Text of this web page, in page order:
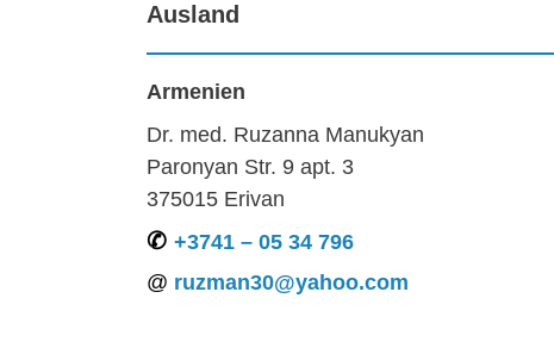
Ausland
Armenien
Dr. med. Ruzanna Manukyan
Paronyan Str. 9 apt. 3
375015 Erivan
+3741 – 05 34 796
ruzman30@yahoo.com